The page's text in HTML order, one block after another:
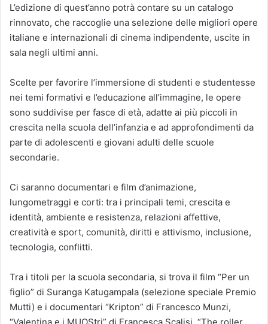
L’edizione di quest’anno potrà contare su un catalogo
rinnovato, che raccoglie una selezione delle migliori opere
italiane e internazionali di cinema indipendente, uscite in
sala negli ultimi anni.
Scelte per favorire l’immersione di studenti e studentesse
nei temi formativi e l’educazione all’immagine, le opere
sono suddivise per fasce di età, adatte ai più piccoli in
crescita nella scuola dell’infanzia e ad approfondimenti da
parte di adolescenti e giovani adulti delle scuole
secondarie.
Ci saranno documentari e film d’animazione,
lungometraggi e corti: tra i principali temi, crescita e
identità, ambiente e resistenza, relazioni affettive,
creatività e sport, comunità, diritti e attivismo, inclusione,
tecnologia, conflitti.
Tra i titoli per la scuola secondaria, si trova il film “Per un
figlio” di Suranga Katugampala (selezione speciale Premio
Mutti) e i documentari “Kripton” di Francesco Munzi,